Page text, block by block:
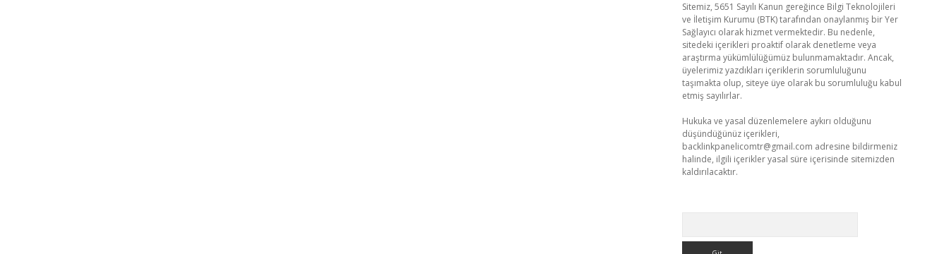
Sitemiz, 5651 Sayılı Kanun gereğince Bilgi Teknolojileri
ve İletişim Kurumu (BTK) tarafından onaylanmış bir Yer
Sağlayıcı olarak hizmet vermektedir. Bu nedenle,
sitedeki içerikleri proaktif olarak denetleme veya
araştırma yükümlülüğümüz bulunmamaktadır. Ancak,
üyelerimiz yazdıkları içeriklerin sorumluluğunu
taşımakta olup, siteye üye olarak bu sorumluluğu kabul
etmiş sayılırlar.
Hukuka ve yasal düzenlemelere aykırı olduğunu
düşündüğünüz içerikleri,
backlinkpanelicomtr@gmail.com adresine bildirmeniz
halinde, ilgili içerikler yasal süre içerisinde sitemizden
kaldırılacaktır.